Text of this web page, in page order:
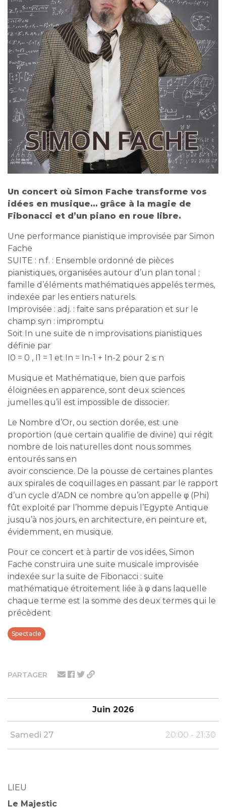
PARTAGER
Juin 2026
Samedi 27 20:00 - 21:30
LIEU
Le Majestic
Un concert où Simon Fache transforme vos
idées en musique… grâce à la magie de
Fibonacci et d’un piano en roue libre.
Une performance pianistique improvisée par Simon
Fache
SUITE : n.f. : Ensemble ordonné de pièces
pianistiques, organisées autour d’un plan tonal ;
famille d’éléments mathématiques appelés termes,
indexée par les entiers naturels.
Improvisée : adj. : faite sans préparation et sur le
champ syn : impromptu
Soit In une suite de n improvisations pianistiques
définie par
I0 = 0 , I1 = 1 et In = In-1 + In-2 pour 2 ≤ n
Musique et Mathématique, bien que parfois
éloignées en apparence, sont deux sciences
jumelles qu’il est impossible de dissocier.
Le Nombre d’Or, ou section dorée, est une
proportion (que certain qualifie de divine) qui régit
nombre de lois naturelles dont nous sommes
entourés sans en
avoir conscience. De la pousse de certaines plantes
aux spirales de coquillages en passant par le rapport
d’un cycle d’ADN ce nombre qu’on appelle φ (Phi)
fût exploité par l’homme depuis l’Egypte Antique
jusqu’à nos jours, en architecture, en peinture et,
évidemment, en musique.
Pour ce concert et à partir de vos idées, Simon
Fache construira une suite musicale improvisée
indexée sur la suite de Fibonacci : suite
mathématique étroitement liée à φ dans laquelle
chaque terme est la somme des deux termes qui le
précèdent
Spectacle